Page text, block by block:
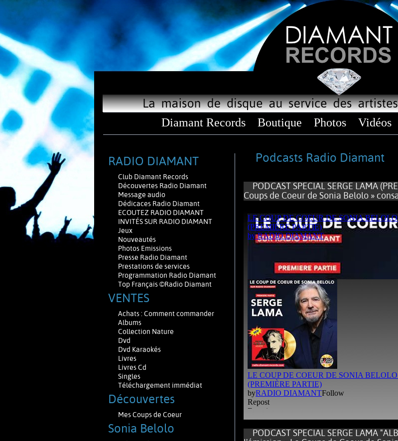
Diamant Records Boutique Photos Vidéos
RADIO DIAMANT
Club Diamant Records
Découvertes Radio Diamant
Message audio
Dédicaces Radio Diamant
ECOUTEZ RADIO DIAMANT
INVITÉS SUR RADIO DIAMANT
Jeux
Nouveautés
Photos Emissions
Presse Radio Diamant
Prestations de services
Programmation Radio Diamant
Top Français ©Radio Diamant
VENTES
Achats : Comment commander
Albums
Collection Nature
Dvd
Dvd Karaokés
Livres
Livres Cd
Singles
Téléchargement immédiat
Découvertes
Mes Coups de Coeur
Sonia Belolo
Podcasts Radio Diamant
PODCAST SPECIAL SERGE LAMA
Coups de Coeur de Sonia Belolo »
PODCAST SPECIAL SERGE LAMA